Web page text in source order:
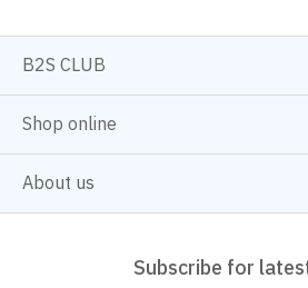
B2S CLUB
Shop online
About us
Subscribe for